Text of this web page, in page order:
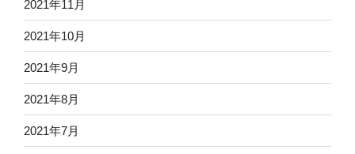
2021年11月
2021年10月
2021年9月
2021年8月
2021年7月